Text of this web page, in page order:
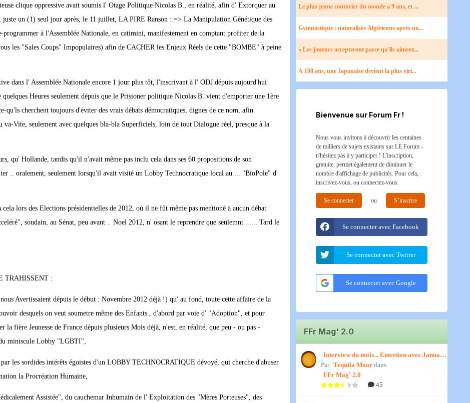
clique oppressive avait soumis l' Otage Politique Nicolas B., en réalité, afin d' Extorquer au
un (1) seul jour après, le 11 juillet, LA PIRE Ranson : => La Manipulation Génétique des
à l'Assemblée Nationale, en catimini, manifestement en comptant profiter de la
les "Sales Coups" Impopulaires) afin de CACHER les Enjeux Réels de cette "BOMBE" à peine
dans l' Assemblée Nationale encore 1 jour plus tôt, l'inscrivant à l' ODJ dépuis aujourd'hui
Heures seulement dépuis que le Prisioner politique Nicolas B. vient d'emporter une 1ère
qu'ls cherchent toujours d'éviter des vrais débats démocratiques, dignes de ce nom, afin
va-Vite, seulement avec quelques bla-bla Superficiels, loin de tout Dialogue réel, presque à la
qu' Hollande, tandis qu'il n'avait même pas inclu cela dans ses 60 propositions de son
.. oralement, seulement lorsqu'il avait visité un Lobby Technocratique local au ... "BioPole" d'
lors des Elections présidentielles de 2012, où il ne fût même pas mentioné à aucun débat
soudain, au Sénat, peu avant .. Noel 2012, n' osant le reprendre que seulemnt ...... Tard le
TRAHISSENT :
Avertissaient dépuis le début : Novembre 2012 déjà !) qu' au fond, toute cette affaire de la
desquels on veut soumetre même des Enfants , d'abord par voie d' "Adoption", et pour
fière Jeunesse de France dépuis plusieurs Mois déjà, n'est, en réalité, que peu - ou pas -
du miniscule Lobby "LGBTI",
les sordides intérêts égoistes d'un LOBBY TECHNOCRATIQUE dévoyé, qui cherche d'abuser
la Procréation Humaine,
Assistée", du cauchemar Inhumain de l' Exploitation des "Mères Porteuses", des
Le plus jeune couturier du monde a 9 ans, et ...
Gymnastique : naturalisée Algérienne après un...
« Les joueurs accepteront parce qu'ils aiment...
A 108 ans, une Japonaise devient la plus viei...
Bienvenue sur Forum Fr !
Nous vous invitons à découvrir les centaines
de milliers de sujets existants sur LE Forum -
n'hésitez pas à y participer ! L'inscription,
gratuite, permet également de diminuer le
nombre d'affichage de publicités. Pour cela,
inscrivez-vous, ou connectez-vous.
Se connecter ou S’inscrire
Se connecter avec Facebook
Se connecter avec Twitter
Se connecter avec Google
FFr Mag' 2.0
Interview du mois... Entretien avec January,
par Titenath
Par Tequila Moor dans
FFr Mag' 2.0
45